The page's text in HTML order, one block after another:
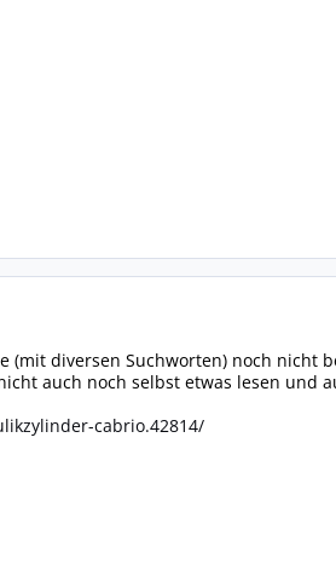
(mit diversen Suchworten) noch nicht
auch noch selbst etwas lesen und
cabrio.42814/